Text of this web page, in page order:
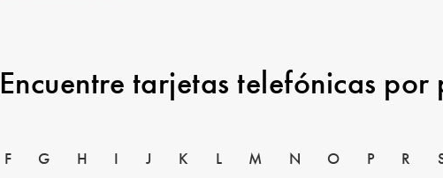
Encuentre tarjetas telefónicas por
F G H J K L M N O P R